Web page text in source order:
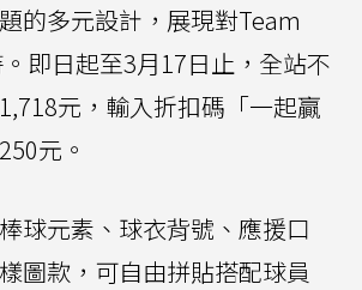
的多元設計，展現對Team
即日起至3月17日止，全站不
元，輸入折扣碼「一起贏
元。
球元素、球衣背號、應援口
圖款，可自由拼貼搭配球員